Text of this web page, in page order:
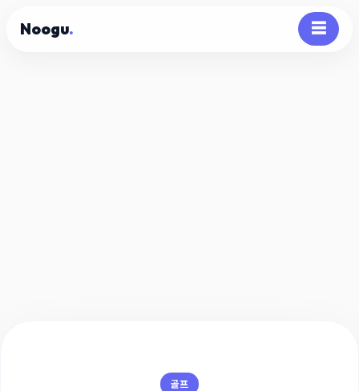
Noogu. ☰
골프